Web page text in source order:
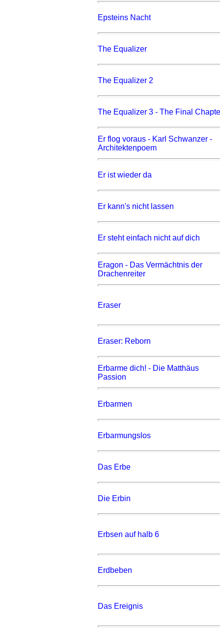
Epsteins Nacht
The Equalizer
The Equalizer 2
The Equalizer 3 - The Final
Er flog voraus - Karl Schwanzer -
Architektenpoem
Er ist wieder da
Er kann's nicht lassen
Er steht einfach nicht auf dich
Eragon - Das Vermächtnis der
Drachenreiter
Eraser
Eraser: Reborn
Erbarme dich! - Die Matthäus
Passion
Erbarmen
Erbarmungslos
Das Erbe
Die Erbin
Erbsen auf halb 6
Erdbeben
Das Ereignis